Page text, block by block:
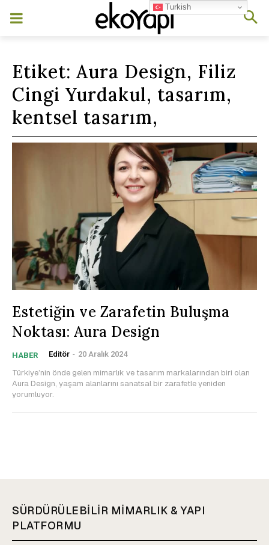
Etiket: Aura Design, Filiz
Cingi Yurdakul, tasarım,
kentsel tasarım,
Estetiğin ve Zarafetin Buluşma
Noktası: Aura Design
HABER Editör - 20 Aralık 2024
Türkiye’nin önde gelen mimarlık ve tasarım markalarından biri olan
Aura Design, yaşam alanlarını sanatsal bir zarafetle yeniden
yorumluyor.
SÜRDÜRÜLEBİLİR MİMARLIK & YAPI
PLATFORMU
Turkish